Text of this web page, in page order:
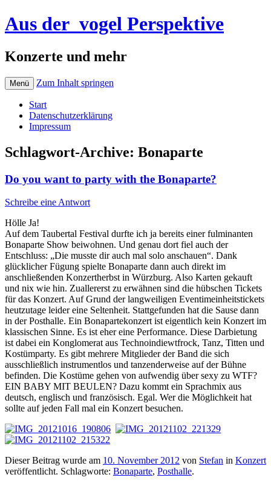
Aus der_vogel Perspektive
Konzerte und mehr
Menü Zum Inhalt springen
Start
Datenschutzerklärung
Impressum
Schlagwort-Archive: Bonaparte
Do you want to party with the Bonaparte?
Schreibe eine Antwort
Hölle Ja!
Auf dem Taubertal Festival durfte ich ja bereits einer fulminanten
Bonaparte Show beiwohnen. Und genau dort fiel auch der
Entschluss: „Die musste dir auch mal solo anschauen“. Dank
glücklicher Fügung spielte Bonaparte dann auch direkt im
anschließenden Konzertherbst in Würzburg. Also Karten gekauft
und nix wie hin. Zuallererst zu erwähnen sind die hübschen Tickets
für das Konzert. Auf Grund der langweiligen Eventimeinheitstickets
heutzutage leider eine Seltenheit. Stattgefunden hat die Sause dann
in der Posthalle. Ein Bonapartekonzert ist eigentlich kein Konzert im
klassischen Sinne. Es ist eher eine Performance. Diese Darbietung
ist dabei ein Konglomerat aus Technoindiewtfrock, Tanz, Titten und
Kostümparty. Es gibt mehrere Mitglieder der Band die sich
ausschließlich instrumentlos und tanzenderweise auf der Bühne
befinden. Die Kostüme gehen von aufwendig über sexy zu WTF?
EIN BABY MIT BEULEN? Dazu kommt ein Sprachmix aus
deutsch, englisch und französisch. Egal. Wer die Möglichkeit hat
sollte auf jeden Fall mal ein Konzert besuchen.
Dieser Beitrag wurde am 10. November 2012 von Stefan in Konzert
veröffentlicht. Schlagworte: Bonaparte, Posthalle.